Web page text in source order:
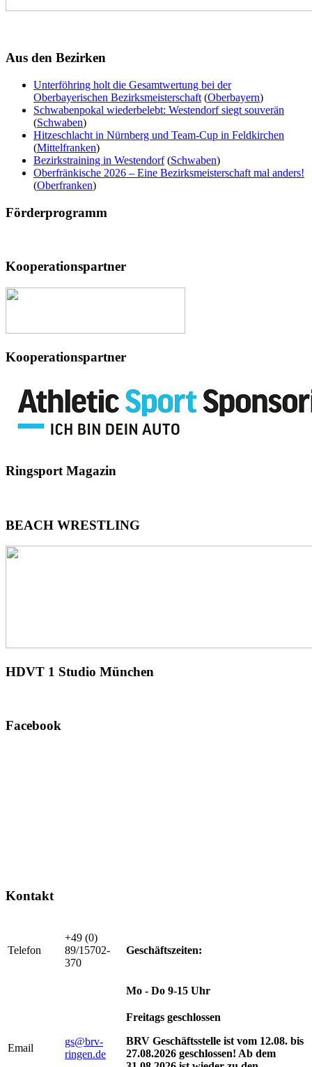
Aus den Bezirken
Unterföhring holt die Gesamtwertung bei der
Oberbayerischen Bezirksmeisterschaft (Oberbayern)
Schwabenpokal wiederbelebt: Westendorf siegt souverän
(Schwaben)
Hitzeschlacht in Nürnberg und Team-Cup in Feldkirchen
(Mittelfranken)
Bezirkstraining in Westendorf (Schwaben)
Oberfränkische 2026 – Eine Bezirksmeisterschaft mal anders!
(Oberfranken)
Förderprogramm
Kooperationspartner
Kooperationspartner
Ringsport Magazin
BEACH WRESTLING
HDVT 1 Studio München
Facebook
Kontakt
Telefon
+49 (0)
89/15702-
370
Geschäftszeiten:
Mo - Do 9-15 Uhr
Email
gs@brv-
ringen.de
Freitags geschlossen
BRV Geschäftsstelle ist vom 12.08. bis
27.08.2026 geschlossen! Ab dem